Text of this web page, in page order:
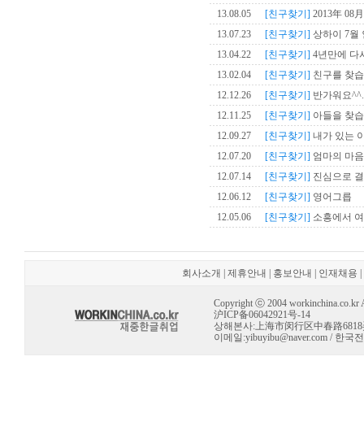
13.08.05
[친구찾기] 2013年 08
13.07.23
[친구찾기] 상하이 7월
13.04.22
[친구찾기] 4년만에 다
13.02.04
[친구찾기] 친구를 찾
12.12.26
[친구찾기] 반가워요
12.11.25
[친구찾기] 아들을 찾
12.09.27
[친구찾기] 내가 있는
12.07.20
[친구찾기] 엄마의 마음
12.07.14
[친구찾기] 진심으로
12.06.12
[친구찾기] 영어그릅
12.05.06
[친구찾기] 소흥에서
회사소개 제휴안내 홍보안내 인재채용
Copyright ⓒ 2004 workinchina.co.kr
沪ICP备06042921号-14
상해본사:上海市闵行区中春路6818
이메일:yibuyibu@naver.com/ 한국전